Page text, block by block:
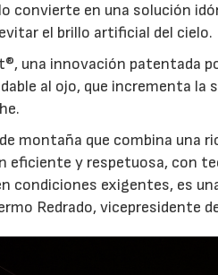
convierte en una solución
el brillo artificial del cielo.
una innovación patentada
al ojo, que incrementa la
montaña que combina una
eficiente y respetuosa, con
condiciones exigentes, es
Redrado, vicepresidente